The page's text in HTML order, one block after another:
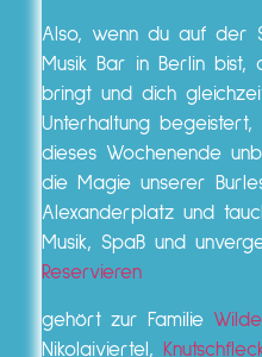
Also, wenn du auf der
Musik Bar in Berlin bist,
bringt und dich
Unterhaltung
dieses Wochenende
die Magie unserer
Alexanderplatz und
Musik, Spaß und
Reservieren
gehört zur Familie
Nikolaiviertel,